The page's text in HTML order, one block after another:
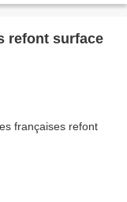
refont surface